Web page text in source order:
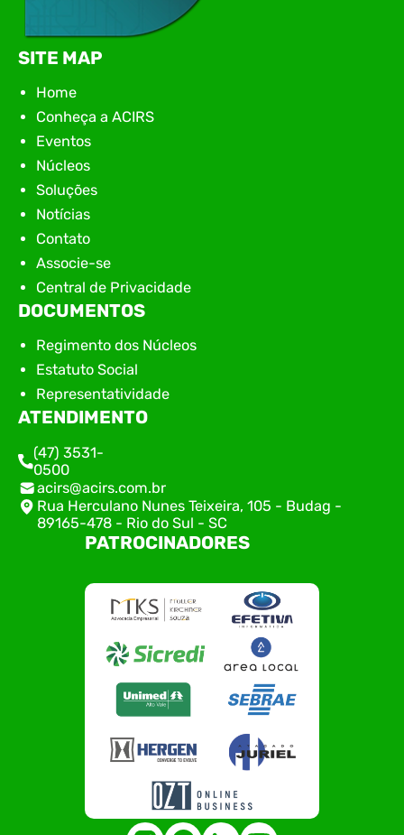
SITE MAP
Home
Conheça a ACIRS
Eventos
Núcleos
Soluções
Notícias
Contato
Associe-se
Central de Privacidade
DOCUMENTOS
Regimento dos Núcleos
Estatuto Social
Representatividade
ATENDIMENTO
(47) 3531-
0500
acirs@acirs.com.br
Rua Herculano Nunes Teixeira, 105 - Budag -
89165-478 - Rio do Sul - SC
PATROCINADORES